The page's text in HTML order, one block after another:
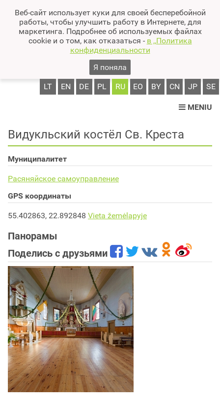
Веб-сайт использует куки для своей бесперебойной
работы, чтобы улучшить работу в Интернете, для
маркетинга. Подробнее об используемых файлах
cookie и о том, как отказаться - в ,,Политика
конфиденциальности
Я поняла
LT EN DE PL RU EO BY CN JP SE
MENIU
Видукльский костёл Св. Креста
Муниципалитет
Расяняйское самоуправление
GPS координаты
55.402863, 22.892848 Vieta žemėlapyje
Панорамы
Поделись с друзьями